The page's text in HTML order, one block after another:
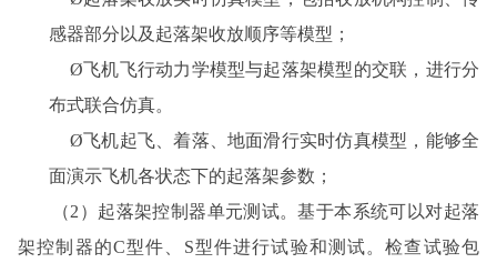
感器部分以及起落架收放顺序等模型；
Ø飞机飞行动力学模型与起落架模型的交联，进行分
布式联合仿真。
Ø飞机起飞、着落、地面滑行实时仿真模型，能够全
面演示飞机各状态下的起落架参数；
（2）起落架控制器单元测试。基于本系统可以对起落
架控制器的C型件、S型件进行试验和测试。检查试验包